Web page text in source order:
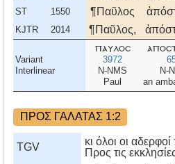
ST 1550 ¶Παῦλος
KJTR 2014 ¶Παῦλος,
Variant
Interlinear
παυλοσ
3972
N-NMS
Paul
N-
an
ΠΡΟΣ ΓΑΛΑΤΑΣ 1:2
TGV
κι όλοι οι
Προς τις